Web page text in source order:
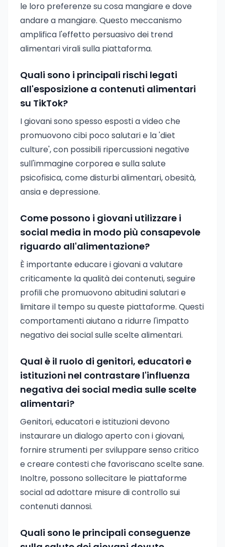
le loro preferenze su cosa mangiare e dove
andare a mangiare. Questo meccanismo
amplifica l'effetto persuasivo dei trend
alimentari virali sulla piattaforma.
Quali sono i principali rischi legati
all'esposizione a contenuti alimentari
su TikTok?
I giovani sono spesso esposti a video che
promuovono cibi poco salutari e la 'diet
culture', con possibili ripercussioni negative
sull'immagine corporea e sulla salute
psicofisica, come disturbi alimentari, obesità,
ansia e depressione.
Come possono i giovani utilizzare i
social media in modo più consapevole
riguardo all'alimentazione?
È importante educare i giovani a valutare
criticamente la qualità dei contenuti, seguire
profili che promuovono abitudini salutari e
limitare il tempo su queste piattaforme. Questi
comportamenti aiutano a ridurre l'impatto
negativo dei social sulle scelte alimentari.
Qual è il ruolo di genitori, educatori e
istituzioni nel contrastare l'influenza
negativa dei social media sulle scelte
alimentari?
Genitori, educatori e istituzioni devono
instaurare un dialogo aperto con i giovani,
fornire strumenti per sviluppare senso critico
e creare contesti che favoriscano scelte sane.
Inoltre, possono sollecitare le piattaforme
social ad adottare misure di controllo sui
contenuti dannosi.
Quali sono le principali conseguenze